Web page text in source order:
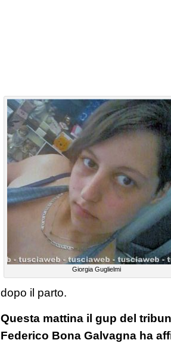
Giorgia Guglielmi
dopo il parto.
Questa mattina il gup del
Federico Bona Galvagna ha